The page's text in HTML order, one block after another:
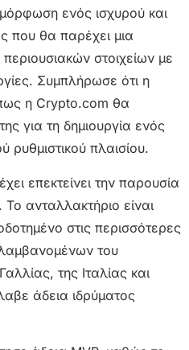
ενός ισχυρού και
που θα παρέχει μια
στοιχείων με
Συμπλήρωσε ότι η
η Crypto.com θα
για τη δημιουργία ενός
ρυθμιστικού πλαισίου.
επεκτείνει την παρουσία
ανταλλακτήριο είναι
στις περισσότερες
του
της Ιταλίας και
άδεια ιδρύματος